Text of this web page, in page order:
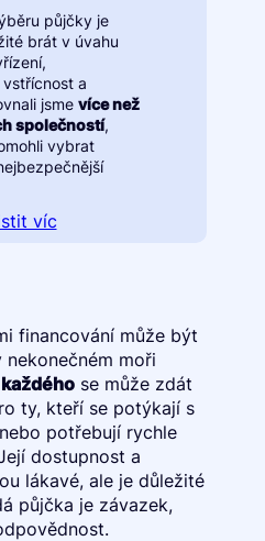
půjčky je
brát v úvahu
a
jsme více než
společností,
vybrat
víc
financování může být
moři
se může zdát
ty, kteří se potýkají s
potřebují rychle
dostupnost a
lákavé, ale je důležité
půjčka je závazek,